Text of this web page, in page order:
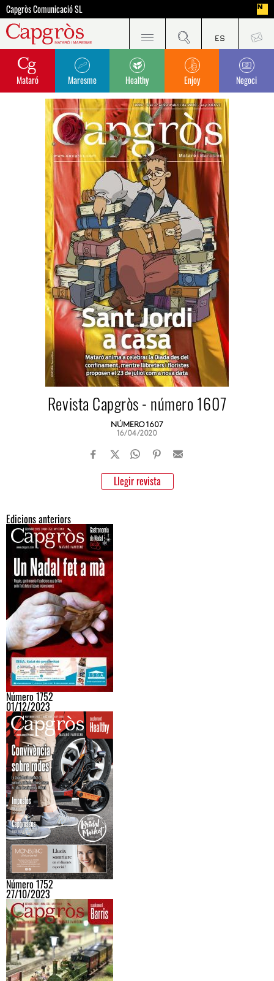
Capgròs Comunicació SL
Mataró Maresme Healthy Enjoy Negoci
Revista Capgròs - número 1607
NÚMERO 1607
16/04/2020
Llegir revista
Edicions anteriors
Número 1752
01/12/2023
Número 1752
27/10/2023